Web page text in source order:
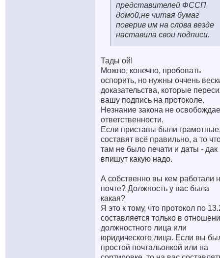
представителей ФССП
домой,не читая бумаг
поверив им на слова везде
наставила свои подписи.
Тады ой!
Можно, конечно, пробовать
оспорить, но нужны оччень
доказательства, которые
вашу подпись на протоколе.
Незнание закона не
ответственности.
Если приставы были
составят всё правильно, а то
там не было печати и даты - дак
впишут какую надо.
А собственно вы кем работали
почте? Должность у вас была
какая?
Я это к тому, что протокол по
составляется только в
должностного лица или
юридического лица. Если вы
простой почтальонкой или на